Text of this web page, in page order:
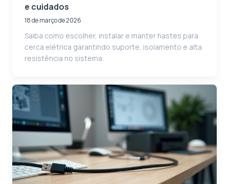
e cuidados
18 de março de 2026
Saiba como escolher, instalar e manter hastes para
cerca elétrica garantindo suporte, isolamento e alta
resistência no sistema.